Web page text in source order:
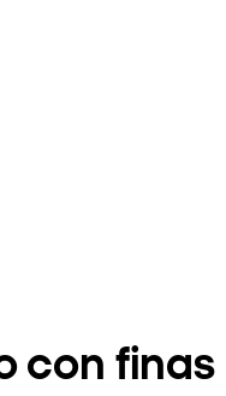
con finas